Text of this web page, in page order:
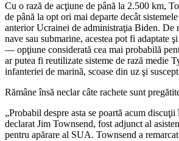
Cu o rază de acţiune de până la 2.500 km,
de până la opt ori mai departe decât
anterior Ucrainei de administraţia Biden. De
nave sau submarine, acestea pot fi adaptate
— opţiune considerată cea mai probabilă
ar putea fi reutilizate sisteme de rază medie
infanteriei de marină, scoase din uz şi
Rămâne însă neclar câte rachete sunt
„Probabil despre asta se poartă acum discuţii
declarat Jim Townsend, fost adjunct al
pentru apărare al SUA. Townsend a